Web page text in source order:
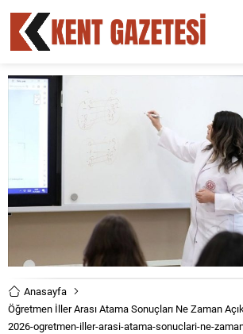
Anasayfa
Öğretmen İller Arası Atama Sonuçları Ne Zaman
2026-ogretmen-iller-arasi-atama-sonuclari-ne-